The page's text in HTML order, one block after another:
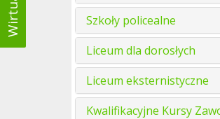
Szkoły policealne
Liceum dla dorosłych
Liceum eksternistyczne
Kwalifikacyjne Kursy